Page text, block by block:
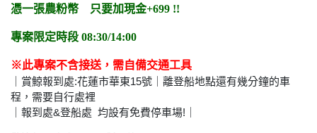
憑一張農粉幣 只要加現金+699 !!
專案限定時段 08:30/14:00
※此專案不含接送 ，需自備交通工具
｜賞鯨報到處:花蓮市華東15號｜離登船地點還有幾分鐘的車
程，需要自行處裡
｜報到處&登船處 均設有免費停車場!｜